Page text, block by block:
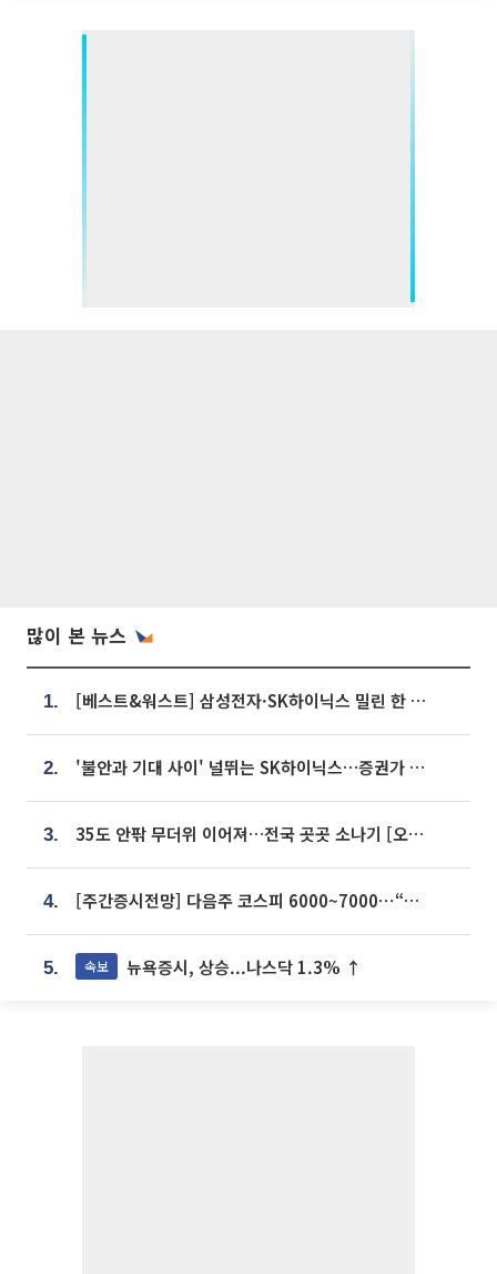
많이 본 뉴스
1. [베스트&워스트] 삼성전자·SK하이닉스 밀린 한 주…상상인증권은 85% 급등
2. '불안과 기대 사이' 널뛰는 SK하이닉스…증권가 "HBM4·LTA 기반 펀터멘털 견고"
3. 35도 안팎 무더위 이어져…전국 곳곳 소나기 [오늘 날씨]
4. [주간증시전망] 다음주 코스피 6000~7000⋯“外人 수급은 정책이 변수”
5. 속보 뉴욕증시, 상승...나스닥 1.3% ↑